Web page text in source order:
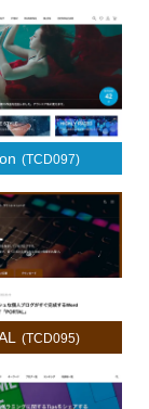
(TCD097)
(TCD095)